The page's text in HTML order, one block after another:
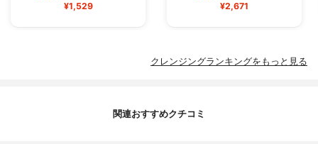
¥1,529 ¥2,671
クレンジングランキングをもっと見る
関連おすすめクチコミ